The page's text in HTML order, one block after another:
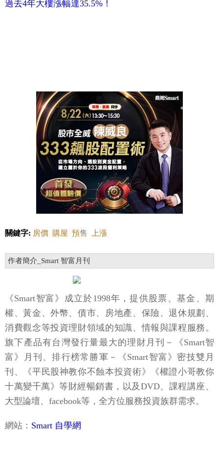
過去4年大樓漲幅達35.5%！
關鍵字: 房價 購屋 預售 上漲
作者簡介_Smart 智富月刊
《Smart智富》成立於1998年，提供股票、基金、期
權、黃金、外幣、債市、房地產、保險、退休規劃、
消費觀念等投資理財領域的知識、情報與課程服務。
旗下產品有台灣發行量最大的理財月刊－《Smart智
富》月刊、排行榜常勝軍－《Smart智富》密技雙月
刊、《平民股神教你不蝕本投資術》《權證小哥教你
十萬變千萬》等財經暢銷書，以及DVD、課程講座、
大型論壇、facebook等，全方位服務投資族群需求。
網站： Smart 自學網